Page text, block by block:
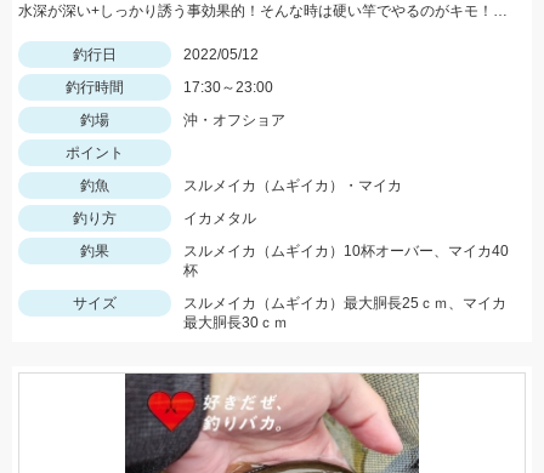
水深が深い+しっかり誘う事効果的！そんな時は硬い竿でやるのがキモ！スッテなどはベーシックなカラーでＯＫ！まだ肌寒いので気を付けてくださいね♪
釣行日
2022/05/12
釣行時間
17:30～23:00
釣場
沖・オフショア
ポイント
釣魚
スルメイカ（ムギイカ）・マイカ
釣り方
イカメタル
釣果
スルメイカ（ムギイカ）10杯オーバー、マイカ40
杯
サイズ
スルメイカ（ムギイカ）最大胴長25ｃｍ、マイカ
最大胴長30ｃｍ